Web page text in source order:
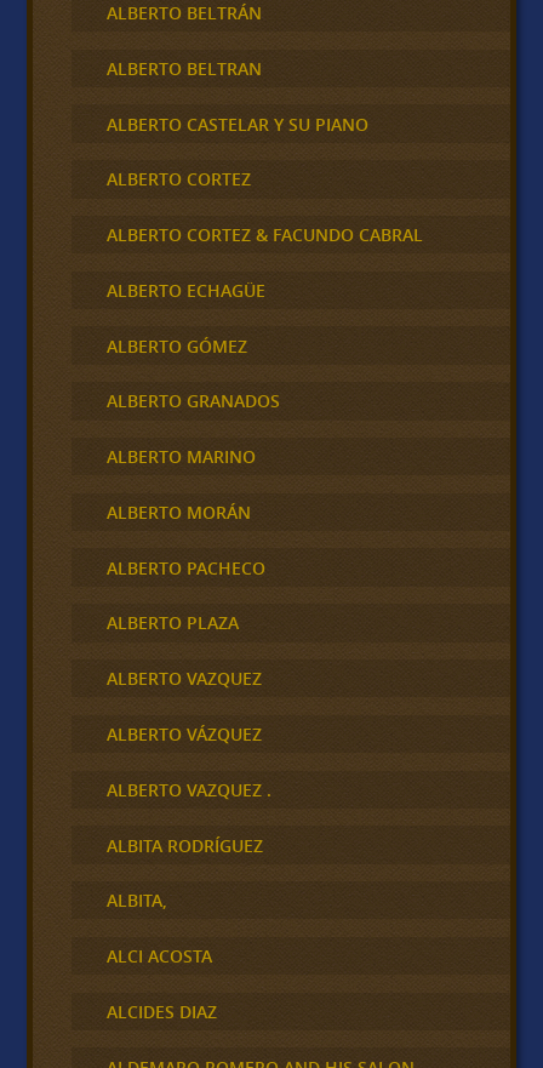
ALBERTO BELTRÁN
ALBERTO BELTRAN
ALBERTO CASTELAR Y SU PIANO
ALBERTO CORTEZ
ALBERTO CORTEZ & FACUNDO CABRAL
ALBERTO ECHAGÜE
ALBERTO GÓMEZ
ALBERTO GRANADOS
ALBERTO MARINO
ALBERTO MORÁN
ALBERTO PACHECO
ALBERTO PLAZA
ALBERTO VAZQUEZ
ALBERTO VÁZQUEZ
ALBERTO VAZQUEZ .
ALBITA RODRÍGUEZ
ALBITA,
ALCI ACOSTA
ALCIDES DIAZ